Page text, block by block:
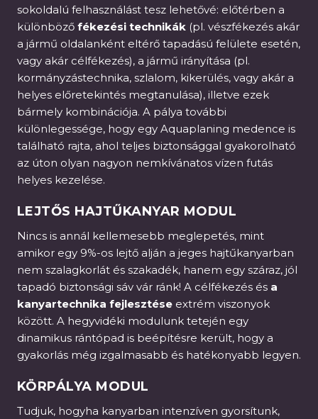
sokoldalú felhasználást tesz lehetővé: előtérben a
különböző fékezési technikák (pl. vészfékezés akár
a jármű oldalanként eltérő tapadású felülete esetén,
vagy akár célfékezés), a jármű irányítása (pl.
kormányzástechnika, szlalom, kikerülés, vagy akár a
helyes előretekintés megtanulása), illetve ezek
bármely kombinációja. A pálya további
különlegessége, hogy egy Aquaplaning medence is
található rajta, ahol teljes biztonsággal gyakorolható
az úton olyan nagyon nemkívánatos vízen futás
helyes kezelése.
LEJTŐS HAJTŰKANYAR MODUL
Nincs is annál kellemesebb meglepetés, mint
amikor egy 9%-os lejtő alján a jeges hajtűkanyarban
nem szalagkorlát és szakadék, hanem egy száraz, jól
tapadó biztonsági sáv vár ránk! A célfékezés és a
kanyartechnika fejlesztése extrém viszonyok
között. A hegyvidéki modulunk tetején egy
dinamikus rántópad is beépítésre került, hogy a
gyakorlás még izgalmasabb és hatékonyabb legyen.
KÖRPÁLYA MODUL
Tudjuk, hogyha kanyarban intenzíven gyorsítunk,